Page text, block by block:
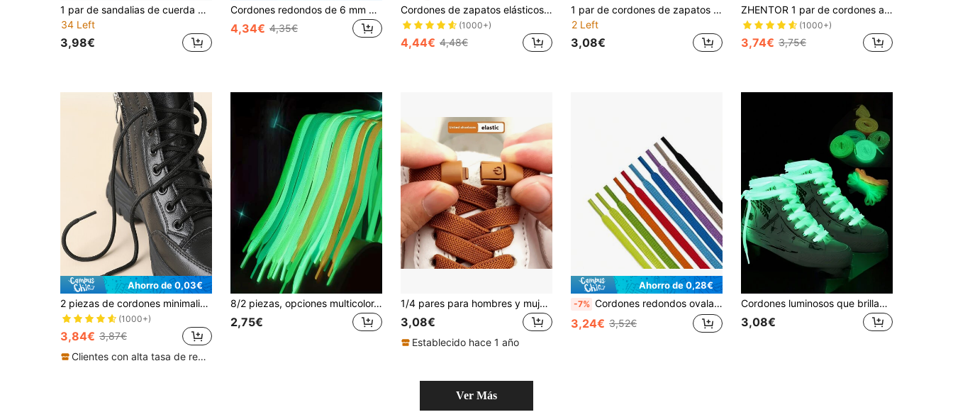
1 par de sandalias de cuerda de poliéster con estampado geométrico casual para la playa, versátiles para uso al aire libre durante todo el año
34 Left
3,98€
Cordones redondos de 6 mm de ancho x 120 mm de largo, con opciones de multicolor, cordones de repuesto versátiles adecuados para botas, zapatillas, zapatos de senderismo, zapatos de trabajo, unisex
4,34€ 4,35€
Cordones de zapatos elásticos sin atar, cordones planos, aptos para zapatos deportivos de hombres y mujeres. Cordones con efecto caído rápido con cierre de metal, cordones para zapatillas de mujer y hombre, zapatos casuales, zapatos blancos, zapatos de baloncesto, zapatillas de running
(1000+)
4,44€ 4,48€
1 par de cordones de zapatos de 160 cm, cordones gruesos y redondos versátiles unisex para botas, botas de caña alta, botas para exteriores, zapatos de senderismo, zapatillas, resistentes, zapatos, selecciones de primavera y verano, regalos para damas de honor, habitación, playa, viaje, para hombres, para mujeres, vacaciones, Día de la Mujer, artículos esenciales de viaje, recuerdos de boda, Y2k, dormitorio, accesorios para automóviles de mujer, decoración de cocina, cosas lindas, estante para zapatos, ahorrador de almacenamiento, exterior, jardín, ceremonia de graduación, fiesta de graduación, felicitaciones graduado, felicitaciones graduado, valedictorian, terminar la escuela
2 Left
3,08€
ZHENTOR 1 par de cordones atléticos medio redondos para zapatillas de deporte para hombres de estilo grueso o para zapatillas de baloncesto / casuales para mujeres, disponibles en variaciones de negro, blanco y multicolor.
(1000+)
3,74€ 3,75€
Ahorro de 0,03€
2 piezas de cordones minimalistas, accesorios negros para botas o zapatillas, zapatos casuales, botas de invierno, botas por encima de la rodilla o altas, ideas de regalos de accesorios para zapatos
(1000+)
3,84€ 3,87€
Clientes con alta tasa de repetición
8/2 piezas, opciones multicolor, cordones reflectantes de unicolor que brillan en la oscuridad de 120 cm, zapatos deportivos unisex, versátiles, adecuados para uso diario, citas, fiestas y atuendos de vacaciones
2,75€
1/4 pares para hombres y mujeres, cordones elásticos de fácil clip sin atar - 1 par, material duradero de poliéster y spandex, cordones de zapatillas sin palabras
3,08€
Establecido hace 1 año
Ahorro de 0,28€
-7% Cordones redondos ovalados de poliéster de 6 mm de grosor, adecuados para zapatos deportivos, zapatos casuales, zapatos de baloncesto, zapatos de tenis, diseño súper suave y cómodo, duraderos y de longitud ajustable, unisex (2 pares), estante para zapatos, ahorrador de almacenamiento, al aire libre, jardín, artículo esencial de viaje, portátil, artículo esencial de playa, temporada de graduación, ceremonia de graduación, regalo de graduación, felicitaciones graduado, valedictorian, terminar la escuela, fiesta de graduación
3,24€ 3,52€
Cordones luminosos que brillan en la oscuridad - Perfectos para zapatos de lona de corte bajo, zapatillas y zapatos casuales - Cordones deportivos para mujeres, accesorios a juego para parejas, escuela, actividades al aire libre, vacaciones, viajes, accesorios de vestuario y regalos
3,08€
Ver Más